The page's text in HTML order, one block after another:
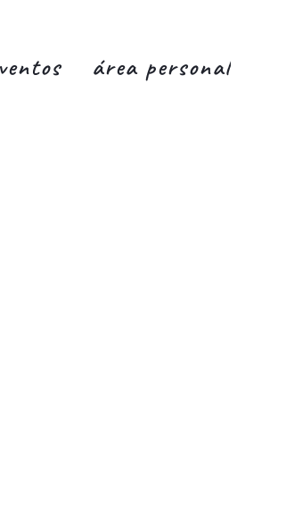
área personal